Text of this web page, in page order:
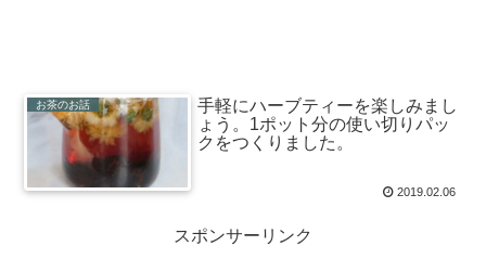
お茶のお話
手軽にハーブティーを楽しみまし
ょう。1ポット分の使い切りパッ
クをつくりました。
2019.02.06
スポンサーリンク